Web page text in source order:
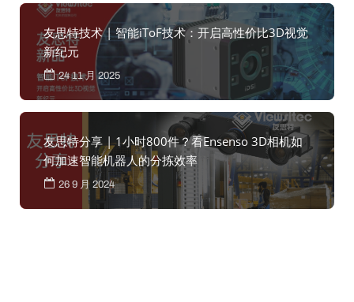
友思特技术 | 智能iToF技术：开启高性价比3D视觉
新纪元
24 11 月 2025
友思特分享 | 1小时800件？看Ensenso 3D相机如
何加速智能机器人的分拣效率
26 9 月 2024